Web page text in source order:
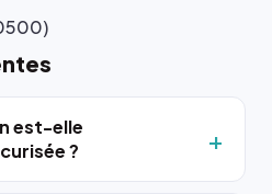
est-elle
?